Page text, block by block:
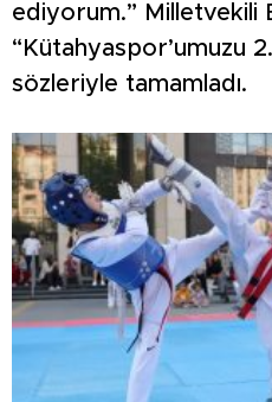
ediyorum.” Milletvekili
“Kütahyaspor’umuzu 2.
sözleriyle tamamladı.